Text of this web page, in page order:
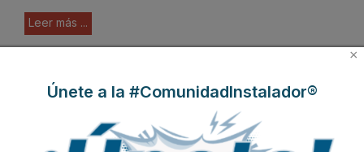
Leer más ...
Deceuninck celebra la
arquitectura como motor de
bienestar y sostenibilidad en el
×
Únete a la #ComunidadInstalador®